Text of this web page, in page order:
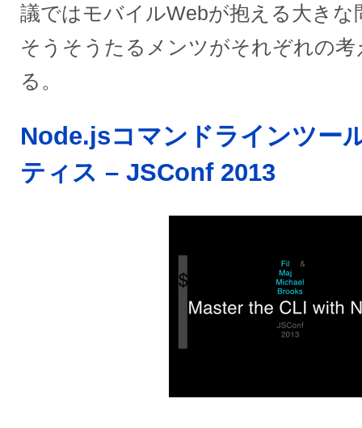
議ではモバイルWebが抱える大き
そうそうたるメンツがそれぞれの
る。
Node.jsコマンドラインツー
ティス – JSConf 2013